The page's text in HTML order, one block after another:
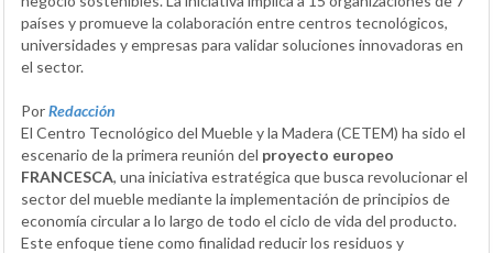
países y promueve la colaboración entre centros tecnológicos,
universidades y empresas para validar soluciones innovadoras en
el sector.
PorRedacción
El Centro Tecnológico del Mueble y la Madera (CETEM) ha sido el
escenario de la primera reunión del proyecto europeo
FRANCESCA, una iniciativa estratégica que busca revolucionar el
sector del mueble mediante la implementación de principios de
economía circular a lo largo de todo el ciclo de vida del producto.
Este enfoque tiene como finalidad reducir los residuos y